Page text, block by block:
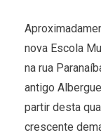
nova Escola
na rua
antigo
partir desta
crescente